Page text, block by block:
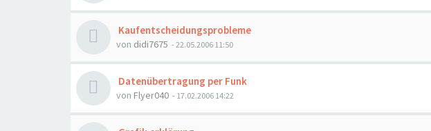
Kaufentscheidungsprobleme
von didi7675 - 22.05.2006 11:50
Datenübertragung per Funk
von Flyer040 - 17.02.2006 14:22